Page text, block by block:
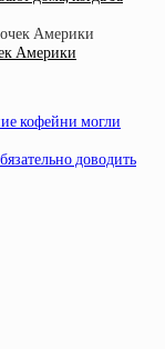
Америки
кофейни могли
доводить